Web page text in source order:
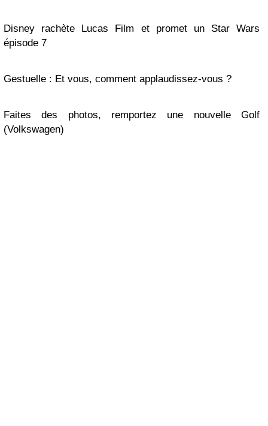
Disney rachète Lucas Film et promet un Star Wars
épisode 7
Gestuelle : Et vous, comment applaudissez-vous ?
Faites des photos, remportez une nouvelle Golf
(Volkswagen)